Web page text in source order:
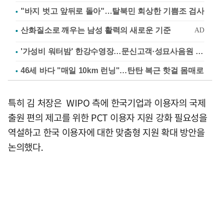
"바지 벗고 앞뒤로 돌아"…탈북민 회상한 기쁨조 검사
'가성비 워터밤' 한강수영장…문신고객·성묘사음원 민원
46세 바다 "매일 10km 런닝"…탄탄 복근 핫걸 몸매로
특히 김 처장은 WIPO 측에 한국기업과 이용자의 국제
출원 편의 제고를 위한 PCT 이용자 지원 강화 필요성을
역설하고 한국 이용자에 대한 맞춤형 지원 확대 방안을
논의했다.